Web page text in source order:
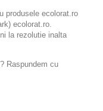
produsele ecolorat.ro
ecolorat.ro.
la rezolutie inalta
Raspundem cu